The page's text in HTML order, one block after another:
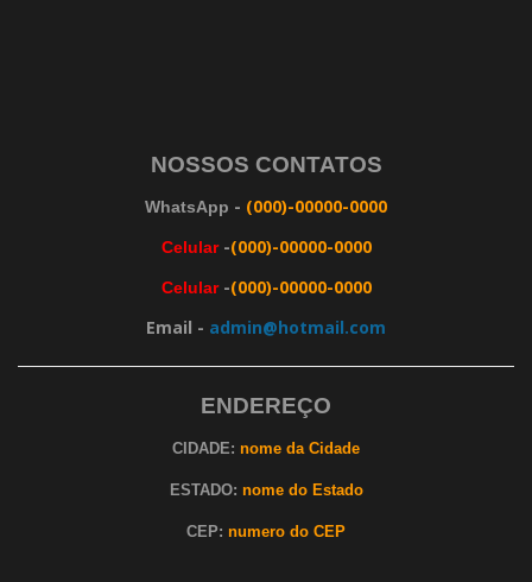
NOSSOS CONTATOS
WhatsApp - (000)-00000-0000
Celular -(000)-00000-0000
Celular-(000)-00000-0000
Email - admin@hotmail.com
ENDEREÇO
CIDADE: nome da Cidade
ESTADO: nome do Estado
CEP: numero do CEP